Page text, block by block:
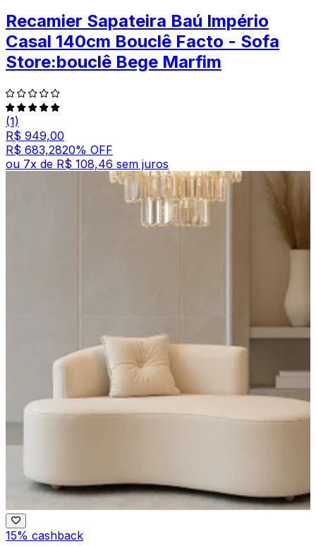
Recamier Sapateira Baú Império
Casal 140cm Bouclê Facto - Sofa
Store:bouclê Bege Marfim
(1)
R$ 949,00
R$ 683,2820% OFF
ou 7x de R$ 108,46 sem juros
15% cashback